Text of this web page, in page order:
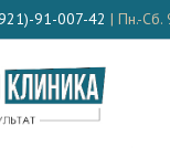
91-007-42 | Пн.-Сб.